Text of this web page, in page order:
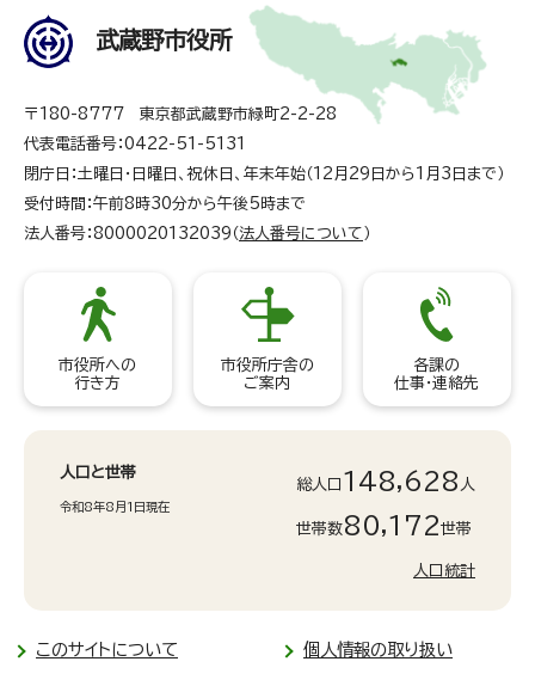
武蔵野市役所
〒180-8777 東京都武蔵野市緑町2-2-28
代表電話番号：0422-51-5131
閉庁日：土曜日・日曜日、祝休日、年末年始（12月29日から1月3日まで）
受付時間：午前8時30分から午後5時まで
法人番号：8000020132039（ 法人番号について ）
市役所への
行き方
市役所庁舎の
ご案内
各課の
仕事・連絡先
人口と世帯
令和8年8月1日現在
総人口 148,628 人
世帯数80,172世帯
人口統計
このサイトについて 個人情報の取り扱い